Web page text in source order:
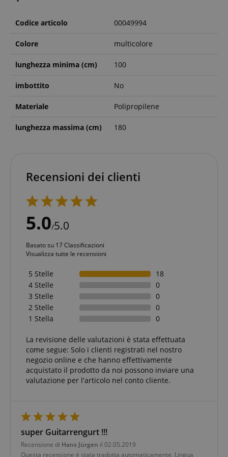
Codice articolo 00049994
Colore multicolore
lunghezza minima (cm) 100
imbottito No
Materiale Polipropilene
lunghezza massima (cm) 180
Recensioni dei clienti
5.0/5.0
Basato su 17 Classificazioni
Visualizza tutte le recensioni
5 Stelle
18
4 Stelle
0
3 Stelle
0
2 Stelle
0
1 Stella
0
La revisione delle valutazioni è stata effettuata
come segue: Solo i clienti registrati nel nostro
negozio online e che hanno effettivamente
acquistato il prodotto da noi possono inviare una
valutazione per l'articolo nel conto cliente.
super Guitarrengurt !!!
Recensione di Hans Jürgen il 02.05.2019
Questa recensione è stata tradotta automaticamente. Lingua